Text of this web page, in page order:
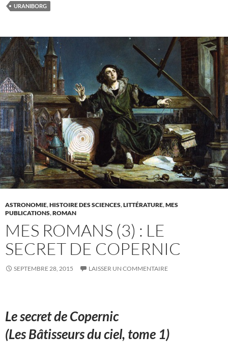
URANIBORG
ASTRONOMIE,HISTOIRE DES SCIENCES,LITTÉRATURE,MES
PUBLICATIONS,ROMAN
MES ROMANS (3) : LE
SECRET DE COPERNIC
SEPTEMBRE 28, 2015 LAISSER UN COMMENTAIRE
Le secret de Copernic
(Les Bâtisseurs du ciel, tome 1)